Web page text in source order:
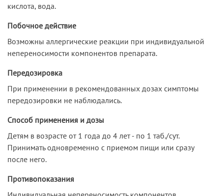
кислота, вода.
Побочное действие
Возможны аллергические реакции при индивидуальной
непереносимости компонентов препарата.
Передозировка
При применении в рекомендованных дозах симптомы
передозировки не наблюдались.
Способ применения и дозы
Детям в возрасте от 1 года до 4 лет - по 1 таб./сут.
Принимать одновременно с приемом пищи или сразу
после него.
Противопоказания